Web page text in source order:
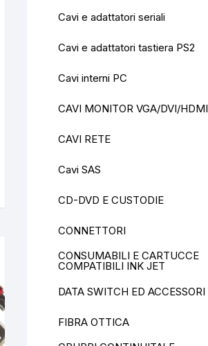
Cavi e adattatori seriali
Cavi e adattatori tastiera PS2
Cavi interni PC
CAVI MONITOR VGA/DVI/HDMI
CAVI RETE
Cavi SAS
CD-DVD E CUSTODIE
CONNETTORI
CONSUMABILI E CARTUCCE
COMPATIBILI INK JET
DATA SWITCH ED ACCESSORI
FIBRA OTTICA